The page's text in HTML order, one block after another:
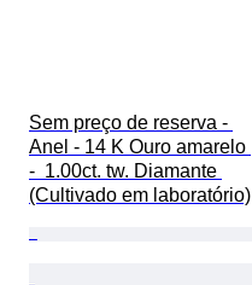
Sem preço de reserva -
Anel - 14 K Ouro amarelo
-  1.00ct. tw. Diamante
(Cultivado em laboratório)